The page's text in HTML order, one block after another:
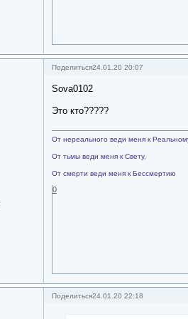
Поделиться24.01.20 20:07
Sova0102
Это кто?????
От нереального веди меня к
От тьмы веди меня к Свету,
От смерти веди меня к Бессмертию
0
Поделиться24.01.20 22:18